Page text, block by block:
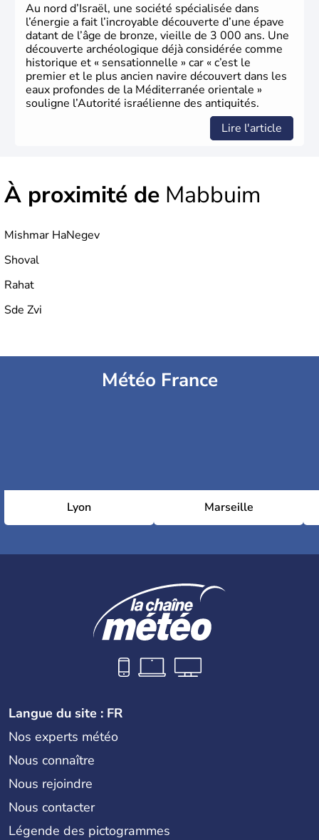
Au nord d’Israël, une société spécialisée dans
l’énergie a fait l’incroyable découverte d’une épave
datant de l’âge de bronze, vieille de 3 000 ans. Une
découverte archéologique déjà considérée comme
historique et « sensationnelle » car « c’est le
premier et le plus ancien navire découvert dans les
eaux profondes de la Méditerranée orientale »
souligne l’Autorité israélienne des antiquités.
Lire l'article
À proximité de Mabbuim
Mishmar HaNegev
Shoval
Rahat
Sde Zvi
Météo France
Lyon Marseille
Langue du site : FR
Nos experts météo
Nous connaître
Nous rejoindre
Nous contacter
Légende des pictogrammes